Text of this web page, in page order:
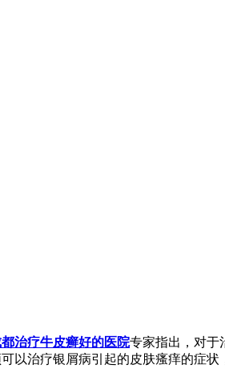
都治疗牛皮癣好的医院专家指出，对于
以治疗银屑病引起的皮肤瘙痒的症状